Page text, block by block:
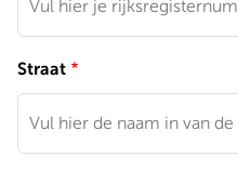
Straat